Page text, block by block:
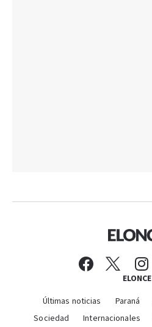
ELONCE
Últimas noticias Paraná
Sociedad
Internacionales